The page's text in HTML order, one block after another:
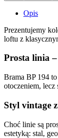
Opis
Prezentujemy
loftu z
Prosta linia
Brama BP 194
otoczeniem,
Styl vintage
Choć linie są
estetyką: stal,